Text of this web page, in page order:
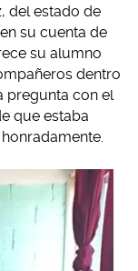
del estado de
en su cuenta de
su alumno
dentro
pregunta con el
que estaba